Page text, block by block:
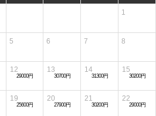
1
5 6 7 8
12
29000円
13
30700円
14
31300円
15
30200円
19
25600円
20
27900円
21
30200円
22
29000円